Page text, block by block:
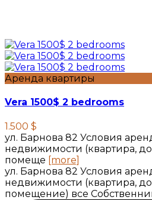
Аренда квартиры
Vera 1500$ 2 bedrooms
1.500 $
ул. Барнова 82 Условия
недвижимости (квартира,
помеще [more]
ул. Барнова 82 Условия
недвижимости (квартира,
помещение) все